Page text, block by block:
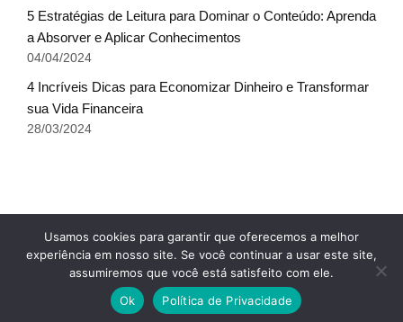
5 Estratégias de Leitura para Dominar o Conteúdo: Aprenda
a Absorver e Aplicar Conhecimentos
04/04/2024
4 Incríveis Dicas para Economizar Dinheiro e Transformar
sua Vida Financeira
28/03/2024
Fale conosco
Glossário do Sucesso
Política de Privacidade
Sobre Nós Termos de uso
© Escala do Sucesso - TODOS OS DIREITOS
RESERVADOS.
x
Cursos 24 Horas - Cursos Online com Certificado
Usamos cookies para garantir que oferecemos a melhor
experiência em nosso site. Se você continuar a usar este site,
assumiremos que você está satisfeito com ele.
Ok
Política de Privacidade